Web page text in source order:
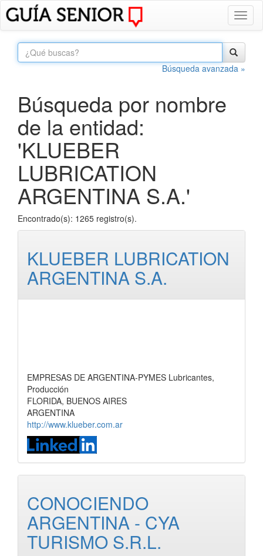
Búsqueda avanzada »
Búsqueda por nombre
de la entidad:
'KLUEBER
LUBRICATION
ARGENTINA S.A.'
Encontrado(s): 1265 registro(s).
KLUEBER LUBRICATION
ARGENTINA S.A.
EMPRESAS DE ARGENTINA-PYMES Lubricantes,
Producción
FLORIDA, BUENOS AIRES
ARGENTINA
http://www.klueber.com.ar
CONOCIENDO
ARGENTINA - CYA
TURISMO S.R.L.